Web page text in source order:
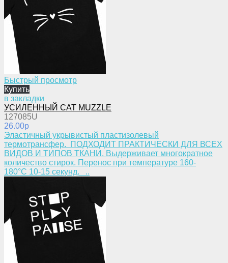
Быстрый просмотр
Купить
в закладки
УСИЛЕННЫЙ CAT MUZZLE
127085U
26.00p
​Эластичный укрывистый пластизолевый
термотрансфер. ПОДХОДИТ ПРАКТИЧЕСКИ ДЛЯ ВСЕХ
ВИДОВ И ТИПОВ ТКАНИ. Выдерживает многократное
количество стирок. Перенос при температуре 160-
180°С 10-15 секунд. ..